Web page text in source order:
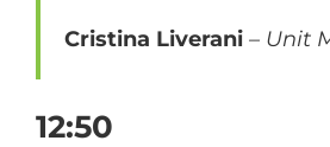
Cristina Liverani – Unit
12:50